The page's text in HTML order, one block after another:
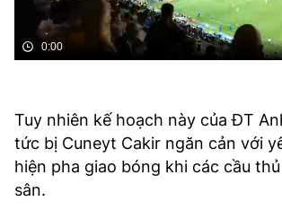
0:00
Tuy nhiên kế hoạch này của ĐT
tức bị Cuneyt Cakir ngăn cản với
hiện pha giao bóng khi các cầu
sân.